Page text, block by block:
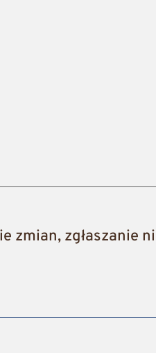
zmian, zgłaszanie